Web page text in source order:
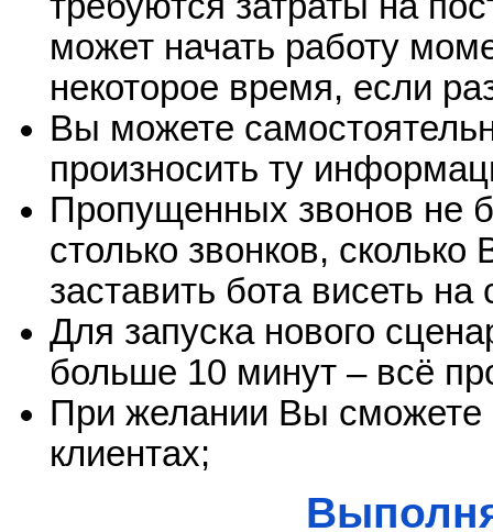
может начать работу
некоторое время, если
Вы можете
произносить ту
Пропущенных звонов не
столько звонков,
заставить бота висеть на
Для запуска нового
больше 10 минут – всё
При желании Вы сможете
клиентах;